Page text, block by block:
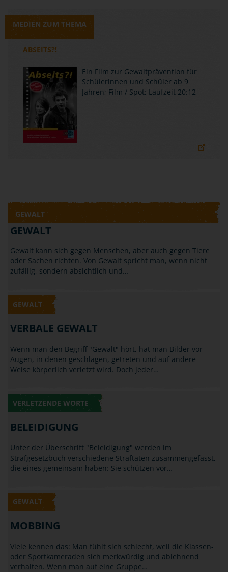
MEDIEN ZUM THEMA
ABSEITS?!
Ein Film zur Gewaltprävention für
Schülerinnen und Schüler ab 9
Jahren; Film / Spot; Laufzeit 20:12
GEWALT
GEWALT
Gewalt kann sich gegen Menschen, aber auch gegen Tiere
oder Sachen richten. Von Gewalt spricht man, wenn nicht
zufällig, sondern absichtlich und…
GEWALT
VERBALE GEWALT
Wenn man den Begriff "Gewalt" hört, hat man Bilder vor
Augen, in denen geschlagen, getreten und auf andere
Weise körperlich verletzt wird. Doch jeder…
VERLETZENDE WORTE
BELEIDIGUNG
Unter der Überschrift "Beleidigung" werden im
Strafgesetzbuch verschiedene Straftaten zusammengefasst,
die eines gemeinsam haben: Sie schützen vor…
GEWALT
MOBBING
Viele kennen das: Man fühlt sich schlecht, weil die Klassen-
oder Sportkameraden sich merkwürdig und ablehnend
verhalten. Wenn man auf eine Gruppe…